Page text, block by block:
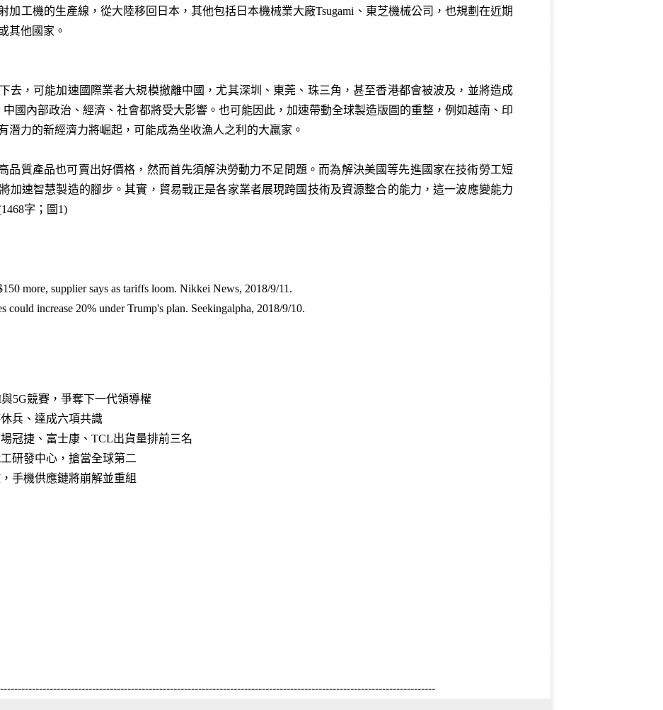
加工機的生產線，從大陸移回日本，其他包括日本機械業大廠Tsugami、東芝機械公司，也規劃在近期
其他國家。
去，可能加速國際業者大規模撤離中國，尤其深圳、東莞、珠三角，甚至香港都會被波及，並將造成
中國內部政治、經濟、社會都將受大影響。也可能因此，加速帶動全球製造版圖的重整，例如越南、印
潛力的新經濟力將崛起，可能成為坐收漁人之利的大贏家。
品質產品也可賣出好價格，然而首先須解決勞動力不足問題。而為解決美國等先進國家在技術勞工短
加速智慧製造的腳步。其實，貿易戰正是各家業者展現跨國技術及資源整合的能力，這一波應變能力
字；圖1)
more, supplier says as tariffs loom. Nikkei News, 2018/9/11.
increase 20% under Trump's plan. Seekingalpha, 2018/9/10.
5G競賽，爭奪下一代領導權
兵、達成六項共識
冠捷、富士康、TCL出貨量排前三名
研發中心，搶當全球第二
手機供應鏈將崩解並重組